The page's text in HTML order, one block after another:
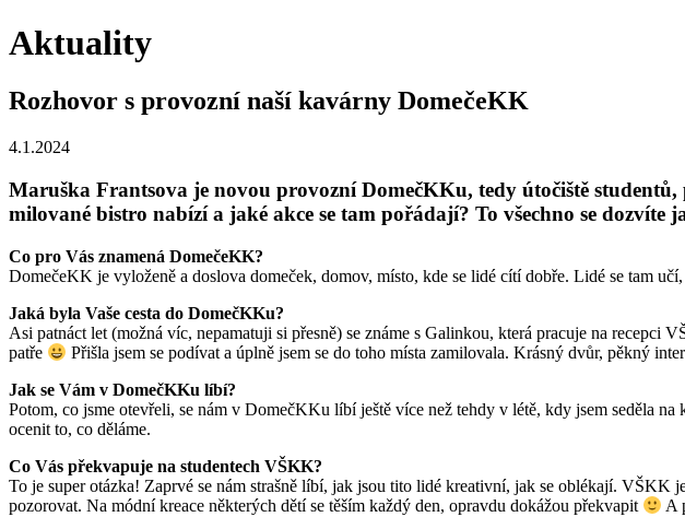
Aktuality
Rozhovor s provozní naší kavárny DomečeKK
4.1.2024
Maruška Frantsova je novou provozní DomečKKu, tedy útočiště
milované bistro nabízí a jaké akce se tam pořádají? To všechno se
Co pro Vás znamená DomečeKK?
DomečeKK je vyloženě a doslova domeček, domov, místo, kde se lidé cítí dobře. Lidé se tam
Jaká byla Vaše cesta do DomečKKu?
Asi patnáct let (možná víc, nepamatuji si přesně) se známe s Galinkou, která pracuje na
patře
Přišla jsem se podívat a úplně jsem se do toho místa zamilovala. Krásný dvůr, pěkný
Jak se Vám v DomečKKu líbí?
Potom, co jsme otevřeli, se nám v DomečKKu líbí ještě více než tehdy v létě, kdy jsem seděla
ocenit to, co děláme.
Co Vás překvapuje na studentech VŠKK?
To je super otázka! Zaprvé se nám strašně líbí, jak jsou tito lidé kreativní, jak se oblékají.
pozorovat. Na módní kreace některých dětí se těším každý den, opravdu dokážou překvapit
A